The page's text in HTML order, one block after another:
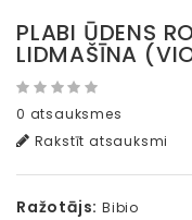
PLABI ŪDENS
LIDMAŠĪNA
0 atsauksmes
Rakstīt atsauksmi
Ražotājs: Bibio